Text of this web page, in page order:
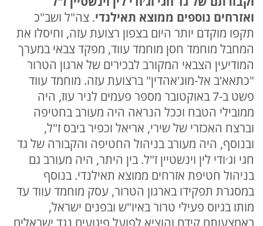
ואזרחים נוספים ממוצא תאילנדי. צה"ל ושב"כ
תקפו מוקדם יותר היום בצפון רצועת עזה, וחיסלו את
המחבל מוחמד חסן מוחמד עווד, מפקד צבאי במערך
המודיעין הצבאי המקורב לבכירים של ארגון הטרור
"כתאא'ב אל-מוג'אהדין" ברצועת עזה. מוחמד עווד
פשט ב-7 באוקטובר מספר פעמים לניר עוז, היה
ממובילי הטבח וככל הנראה היה מעורב בחטיפה
וברצח האכזרי של שירי, אריאל וכפיר ביבס ז"ל,
ובנוסף, היה מעורב בניהול החטיפה והקבורה של גד
חגי וג׳ודי לין וינשטיין ז"ל. בין היתר, היה מעורב גם
בניהול חטיפת אזרחים ממוצא תאילנדי. בנוסף
במסגרת תפקידו בארגון הטרור, עסק מוחמד עווד עד
מותו בגיוס פעילי טרור באיו"ש ובפנים ישראל,